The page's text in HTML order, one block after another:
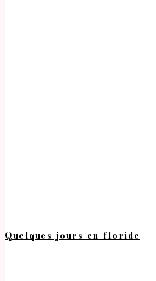
Quelques jours en floride